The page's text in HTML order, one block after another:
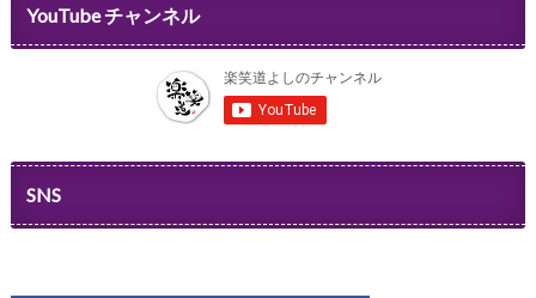
YouTube チャンネル
SNS